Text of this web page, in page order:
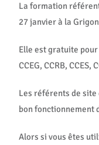
La formation
27 janvier à la
Elle est gratuite
CCEG, CCRB, CCES,
Les référents de
bon fonctionnement
Alors si vous êtes